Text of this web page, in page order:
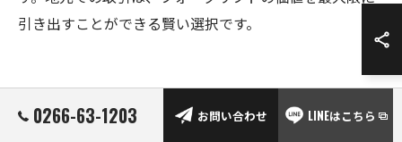
引き出すことができる賢い選択です。
フォークリフト売却を成功させるため
のプロのアドバイス
0266-63-1203 お問い合わせ LINEはこちら